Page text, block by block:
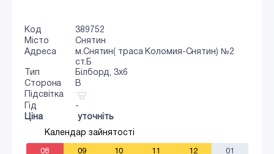
Код
389752
Місто
Снятин
Адреса
м.Снятин( траса Коломия-Снятин) №2
ст.Б
Тип
Білборд, 3х6
Сторона
B
Підсвітка
Гід
-
Ціна
уточніть
Календар зайнятості
08 09 10 11 12 01